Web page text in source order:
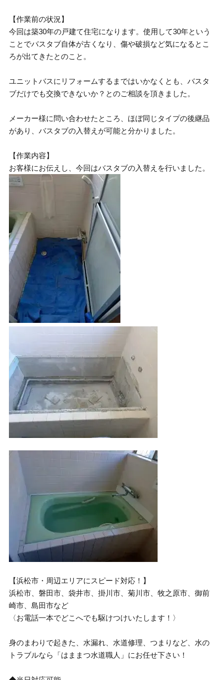
【作業前の状況】
今回は築30年の戸建て住宅になります。使用して30年という
ことでバスタブ自体が古くなり、傷や破損など気になるとこ
ろが出てきたとのこと。
ユニットバスにリフォームするまではいかなくとも、バスタ
ブだけでも交換できないか？とのご相談を頂きました。
メーカー様に問い合わせたところ、ほぼ同じタイプの後継品
があり、バスタブの入替えが可能と分かりました。
【作業内容】
お客様にお伝えし、今回はバスタブの入替えを行いました。
【浜松市・周辺エリアにスピード対応！】
浜松市、磐田市、袋井市、掛川市、菊川市、牧之原市、御前
崎市、島田市など
〈お電話一本でどこへでも駆けつけいたします！〉
身のまわりで起きた、水漏れ、水道修理、つまりなど、水の
トラブルなら「はままつ水道職人」にお任せ下さい！